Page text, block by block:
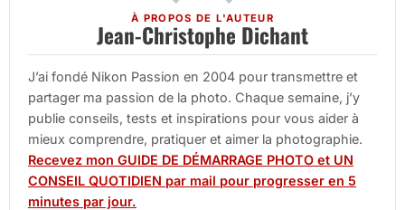
À PROPOS DE L'AUTEUR
Jean-Christophe Dichant
J’ai fondé Nikon Passion en 2004 pour transmettre et
partager ma passion de la photo. Chaque semaine, j’y
publie conseils, tests et inspirations pour vous aider à
mieux comprendre, pratiquer et aimer la photographie.
Recevez mon GUIDE DE DÉMARRAGE PHOTO et UN
CONSEIL QUOTIDIEN par mail pour progresser en 5
minutes par jour.